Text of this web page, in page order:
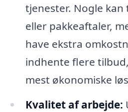
tjenester. Nogle
eller pakkeaftaler,
have ekstra
indhente flere
mest økonomiske
Kvalitet af arbejde: